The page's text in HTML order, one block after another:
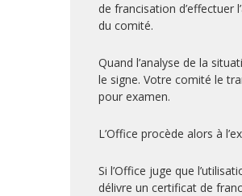
de francisation d’effectuer
du comité.
Quand l’analyse de la
le signe. Votre comité le
pour examen.
L’Office procède alors à
Si l’Office juge que
délivre un certificat de